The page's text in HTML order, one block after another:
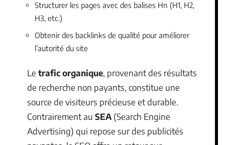
Structurer les pages avec des balises Hn (H1, H2,
H3, etc.)
Obtenir des backlinks de qualité pour améliorer
l’autorité du site
Le trafic organique, provenant des résultats
de recherche non payants, constitue une
source de visiteurs précieuse et durable.
Contrairement au SEA (Search Engine
Advertising) qui repose sur des publicités